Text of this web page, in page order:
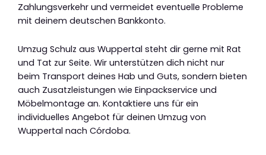
Zahlungsverkehr und vermeidet eventuelle Probleme
mit deinem deutschen Bankkonto.
Umzug Schulz aus Wuppertal steht dir gerne mit Rat
und Tat zur Seite. Wir unterstützen dich nicht nur
beim Transport deines Hab und Guts, sondern bieten
auch Zusatzleistungen wie Einpackservice und
Möbelmontage an. Kontaktiere uns für ein
individuelles Angebot für deinen Umzug von
Wuppertal nach Córdoba.